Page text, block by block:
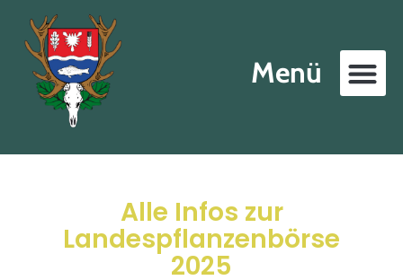
Menü
Alle Infos zur
Landespflanzenbörse
2025